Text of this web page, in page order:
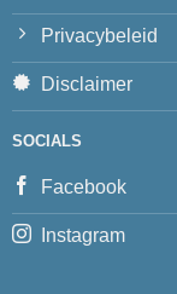
Privacybeleid
Disclaimer
SOCIALS
Facebook
Instagram